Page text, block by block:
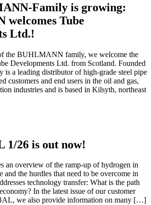
Family is growing:
welcomes Tube
Ltd.!
the BUHLMANN family, we welcome the
Developments Ltd. from Scotland. Founded
is a leading distributor of high-grade steel pipe
customers and end users in the oil and gas,
industries and is based in Kilsyth, northeast
1/26 is out now!
an overview of the ramp-up of hydrogen in
and the hurdles that need to be overcome in
technology transfer: What is the path
In the latest issue of our customer
we also provide information on many […]